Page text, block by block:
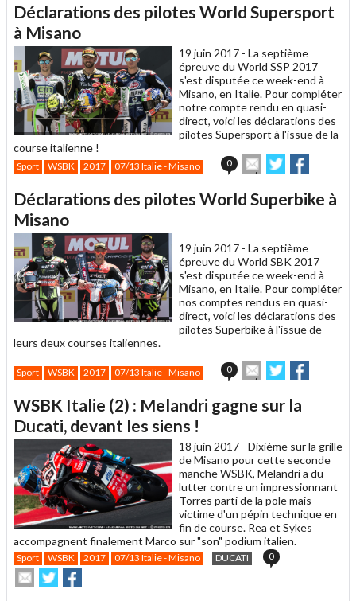
à
un
ami
Déclarations des pilotes World Supersport
à Misano
19 juin 2017 - La septième
épreuve du World SSP 2017
s'est disputée ce week-end à
Misano, en Italie. Pour compléter
notre compte rendu en quasi-
direct, voici les déclarations des
pilotes Supersport à l'issue de la
course italienne !
Sport WSBK 2017 07/13 Italie - Misano 0
Envoyer
cet
à
Partager
sur sur
Déclarations des pilotes World Superbike à
Misano
19 juin 2017 - La septième
épreuve du World SBK 2017
s'est disputée ce week-end à
Misano, en Italie. Pour compléter
nos comptes rendus en quasi-
direct, voici les déclarations des
pilotes Superbike à l'issue de
leurs deux courses italiennes.
Sport WSBK 2017 07/13 Italie - Misano 0
Envoyer
cet
à
Partager
sur sur
WSBK Italie (2) : Melandri gagne sur la
Ducati, devant les siens !
18 juin 2017 - Dixième sur la grille
de Misano pour cette seconde
manche WSBK, Melandri a du
lutter contre un impressionnant
Torres parti de la pole mais
victime d'un pépin technique en
fin de course. Rea et Sykes
accompagnent finalement Marco sur "son" podium italien.
Sport WSBK 2017 07/13 Italie - Misano DUCATI 0
Envoyer
cet
Partager
sur
sur